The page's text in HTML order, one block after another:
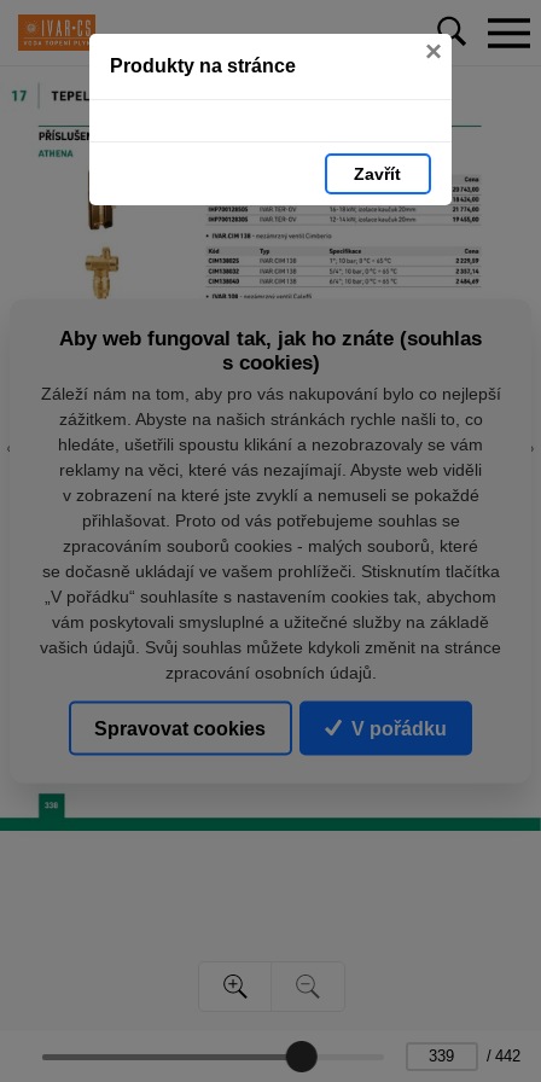
Produkty na stránce ×
Zavřít
/ 442
Aby web fungoval tak, jak ho znáte (souhlas
s cookies)
Záleží nám na tom, aby pro vás nakupování bylo co nejlepší
zážitkem. Abyste na našich stránkách rychle našli to, co
hledáte, ušetřili spoustu klikání a nezobrazovaly se vám
reklamy na věci, které vás nezajímají. Abyste web viděli
v zobrazení na které jste zvyklí a nemuseli se pokaždé
přihlašovat. Proto od vás potřebujeme souhlas se
zpracováním souborů cookies - malých souborů, které
se dočasně ukládají ve vašem prohlížeči. Stisknutím tlačítka
„V pořádku“ souhlasíte s nastavením cookies tak, abychom
vám poskytovali smysluplné a užitečné služby na základě
vašich údajů. Svůj souhlas můžete kdykoli změnit na stránce
zpracování osobních údajů.
Spravovat cookies V pořádku